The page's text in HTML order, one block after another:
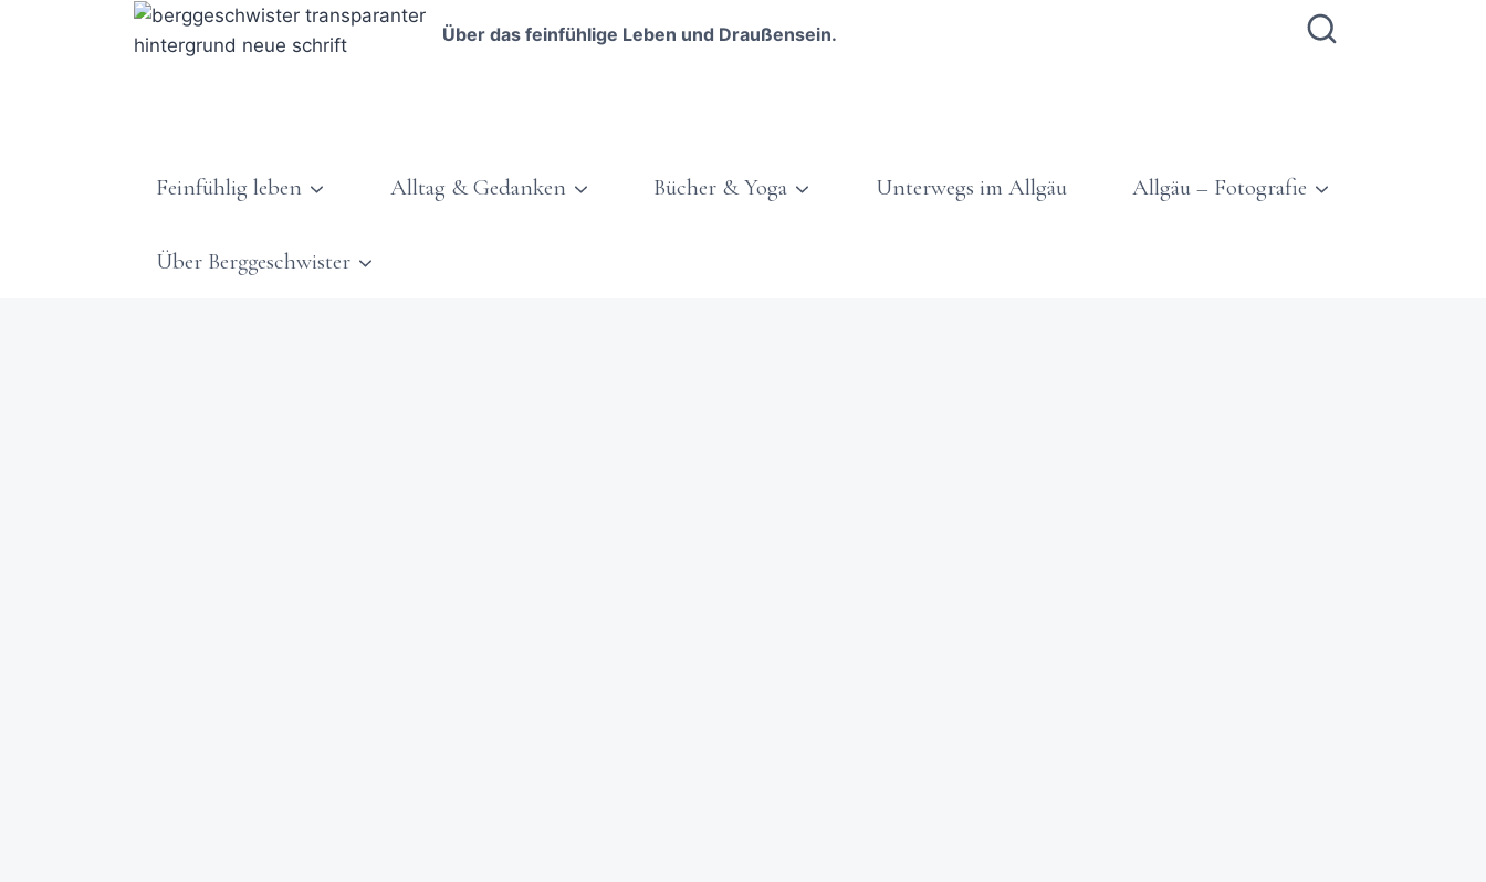
Über das feinfühlige Leben und Draußensein.
Feinfühlig leben Alltag & Gedanken Bücher & Yoga Unterwegs im Allgäu Allgäu – Fotografie
Über Berggeschwister